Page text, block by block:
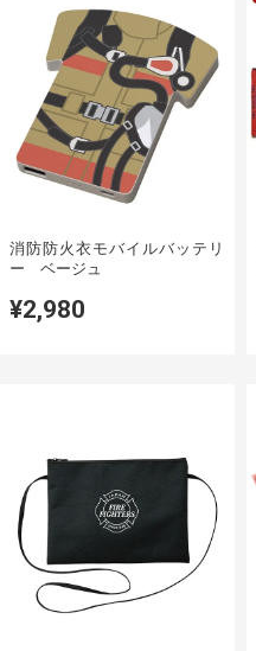
消防防火衣モバイルバッテリ
ー ベージュ
¥2,980